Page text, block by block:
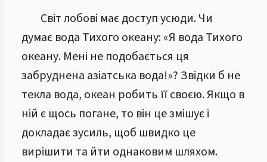
Світ лобові має доступ усюди. Чи
думає вода Тихого океану: «Я вода Тихого
океану. Мені не подобається ця
забруднена азіатська вода!»? Звідки б не
текла вода, океан робить її своєю. Якщо в
ній є щось погане, то він це змішує і
докладає зусиль, щоб швидко це
вирішити та йти однаковим шляхом.